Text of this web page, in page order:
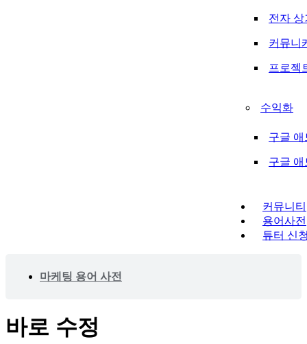
전자 상
커뮤니
프로젝
수익화
구글 애
구글
커뮤니티
용어사전
튜터 신
마케팅 용어 사전
바로 수정